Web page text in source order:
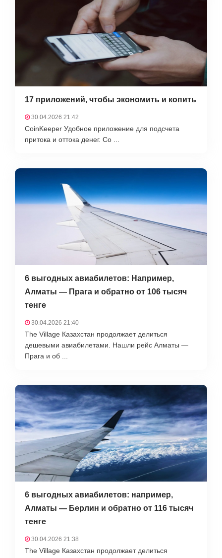
17 приложений, чтобы экономить и копить
30.04.2026 21:42
CoinKeeper Удобное приложение для подсчета
притока и оттока денег. Co ...
6 выгодных авиабилетов: Например,
Алматы — Прага и обратно от 106 тысяч
тенге
30.04.2026 21:40
The Village Казахстан продолжает делиться
дешевыми авиабилетами. Нашли рейс Алматы —
Прага и об ...
6 выгодных авиабилетов: например,
Алматы — Берлин и обратно от 116 тысяч
тенге
30.04.2026 21:38
The Village Казахстан продолжает делиться